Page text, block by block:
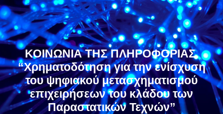
ΚΟΙΝΩΝΙΑ ΤΗΣ ΠΛΗΡΟΦΟΡΙΑΣ
“Χρηματοδότηση για την ενίσχυση
του ψηφιακού μετασχηματισμού
επιχειρήσεων του κλάδου των
Παραστατικών Τεχνών”